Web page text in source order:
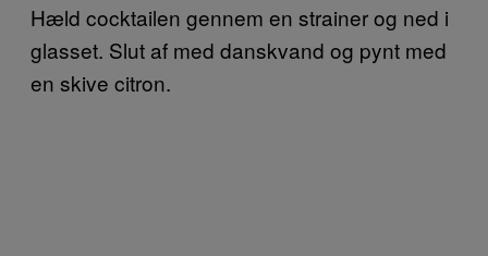
Hæld cocktailen gennem en strainer og ned i
glasset. Slut af med danskvand og pynt med
en skive citron.